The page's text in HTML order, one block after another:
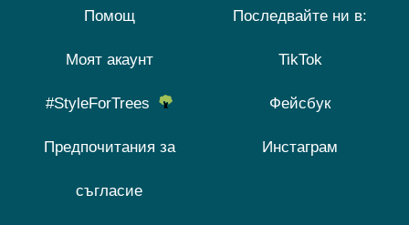
Помощ
Моят акаунт
#StyleForTrees
Предпочитания за
съгласие
Последвайте ни в:
TikTok
Фейсбук
Инстаграм